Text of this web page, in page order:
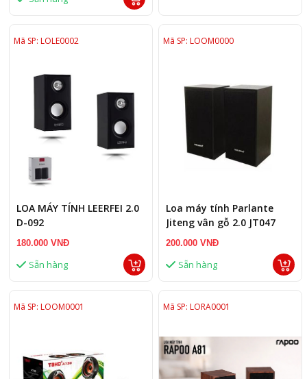
Mã SP: LOLE0002
LOA MÁY TÍNH LEERFEI 2.0
D-092
180.000 VNĐ
Sẵn hàng
Mã SP: LOOM0000
Loa máy tính Parlante
Jiteng vân gỗ 2.0 JT047
200.000 VNĐ
Sẵn hàng
Mã SP: LOOM0001 Mã SP: LORA0001